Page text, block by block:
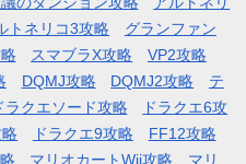
トネリコ3攻略
グランファン
スマブラX攻略
VP2攻略
DQMJ攻略 DQMJ2攻略
テ
ラクエソード攻略
ドラクエ6攻
略 ドラクエ9攻略
FF12攻略
マリオカートWii攻略 マリ